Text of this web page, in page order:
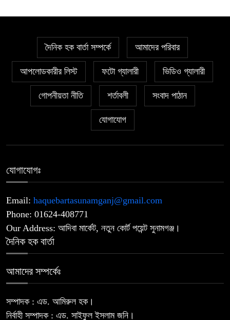
সিলেটে দুই বাসের সংঘর্ষে মর্মান্তিক দুর্ঘটনা,
নিহত ৮ ও আহত ২৫
নাটোরে জাতীয় সংসদের হুইপ দুলুকে গুলি
করার চেষ্টা, যুবক আটক
তৎপরতা
৮
অভিযোগে আলোচনায়- স্বেচ্ছাসেবক দল
১০
দৈনিক হক বার্তা সম্পর্কে আমাদের পরিবার
আপলোডকারীর লিস্ট ফটো গ্যালারী ভিডিও গ্যালারী
গোপনীয়তা নীতি শর্তাবলী সংবাদ পাঠান
যোগাযোগ
যোগাযোগঃ
Email: haquebartasunamganj@gmail.com
Phone: 01624-408771
Our Address: আদিবা মার্কেট, নতুন কোর্ট পয়েন্ট সুনামগঞ্জ।
দৈনিক হক বার্তা
আমাদের সম্পর্কেঃ
সম্পাদক : এড. আমিরুল হক।
নির্বাহী সম্পাদক : এড. সাইফুল ইসলাম জনি।